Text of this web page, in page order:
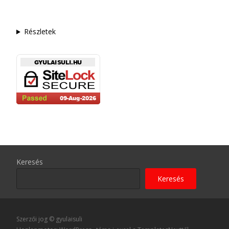
Részletek
Keresés
Keresés
Szerzői jog © gyulaisuli